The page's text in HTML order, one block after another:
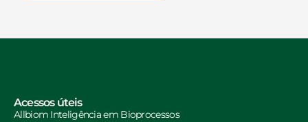
Acessos úteis
Allbiom Inteligência em Bioprocessos